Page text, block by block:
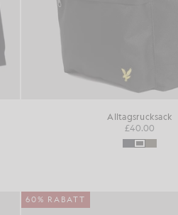
Alltagsrucksack
£40.00
60% RABATT